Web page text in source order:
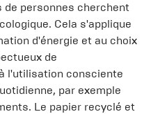
de personnes cherchent
Cela s'applique
d'énergie et au choix
de
l'utilisation consciente
par exemple
Le papier recyclé et